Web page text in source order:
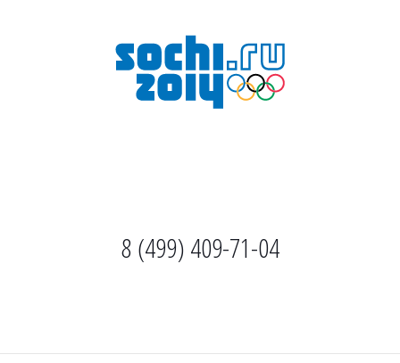
8 (499) 409-71-04